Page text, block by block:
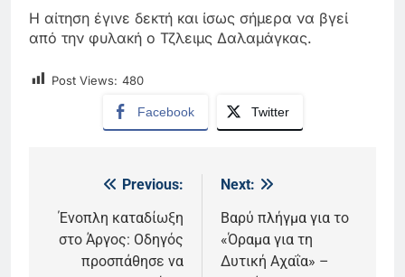
Η αίτηση έγινε δεκτή και ίσως σήμερα να βγεί
από την φυλακή ο Τζλειμς Δαλαμάγκας.
Post Views: 480
Facebook Twitter
Πλοήγηση
άρθρων
Previous:
Ένοπλη καταδίωξη
στο Άργος: Οδηγός
προσπάθησε να
Next:
Βαρύ πλήγμα για το
«Όραμα για τη
Δυτική Αχαΐα» –